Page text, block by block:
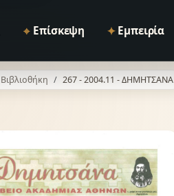
⌖ Επίσκεψη ✦ Εμπειρία
Βιβλιοθήκη 267 - 2004.11 - ΔΗΜΗΤΣΑΝΑ